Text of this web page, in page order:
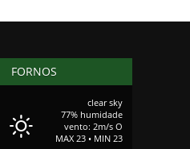
FORNOS
clear sky
77% humidade
vento: 2m/s O
MAX 23 • MIN 23